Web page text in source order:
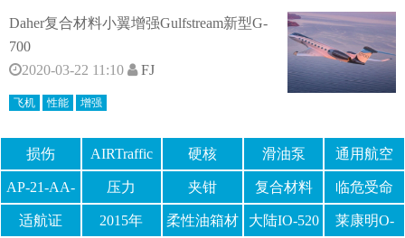
Daher复合材料小翼增强Gulfstream新型G-
700
2020-03-22 11:10
FJ
飞机 性能 增强
损伤 AIRTraffic 硬核 滑油泵 通用航空
AP-21-AA-
2022-71
压力 夹钳 复合材料 临危受命
适航证 2015年 柔性油箱材 大陆IO-520 莱康明O-